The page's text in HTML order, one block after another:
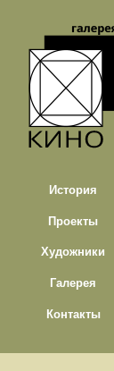
История
Проекты
Художники
Галерея
Контакты